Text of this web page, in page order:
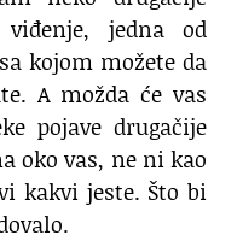
jedna od
kojom možete da
A možda će vas
pojave drugačije
oko vas, ne ni kao
kakvi jeste. Što bi